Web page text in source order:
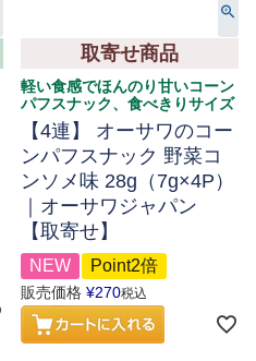
取寄せ商品
軽い食感でほんのり甘いコーン
パフスナック、食べきりサイズ
【4連】 オーサワのコー
ンパフスナック 野菜コ
ンソメ味 28g（7g×4P）
｜オーサワジャパン
【取寄せ】
NEW Point2倍
販売価格 ¥270税込